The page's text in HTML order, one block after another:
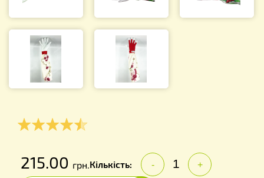
215.00 грн.Кількість: - +